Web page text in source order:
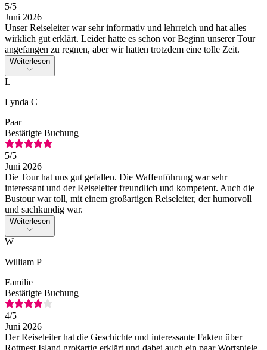
5/5
Juni 2026
Unser Reiseleiter war sehr informativ und lehrreich und hat alles
wirklich gut erklärt. Leider hatte es schon vor Beginn unserer Tour
angefangen zu regnen, aber wir hatten trotzdem eine tolle Zeit.
Weiterlesen
L
Lynda C
Paar
Bestätigte Buchung
5/5
Juni 2026
Die Tour hat uns gut gefallen. Die Waffenführung war sehr
interessant und der Reiseleiter freundlich und kompetent. Auch die
Bustour war toll, mit einem großartigen Reiseleiter, der humorvoll
und sachkundig war.
Weiterlesen
W
William P
Familie
Bestätigte Buchung
4/5
Juni 2026
Der Reiseleiter hat die Geschichte und interessante Fakten über
Rottnest Island großartig erklärt und dabei auch ein paar Wortspiele